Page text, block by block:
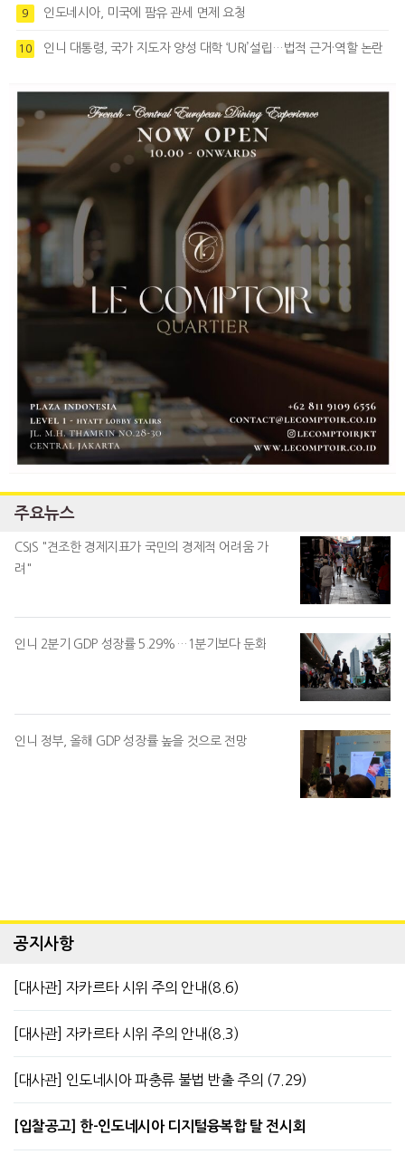
9 인도네시아, 미국에 팜유 관세 면제 요청
10 인니 대통령, 국가 지도자 양성 대학 ‘URI’설립…법적 근거·역할 논란
주요뉴스
CSIS "견조한 경제지표가 국민의 경제적 어려움 가
려"
인니 2분기 GDP 성장률 5.29%…1분기보다 둔화
인니 정부, 올해 GDP 성장률 높을 것으로 전망
공지사항
[대사관] 자카르타 시위 주의 안내(8.6)
[대사관] 자카르타 시위 주의 안내(8.3)
[대사관] 인도네시아 파충류 불법 반출 주의 (7.29)
[입찰공고] 한-인도네시아 디지털융복합 탈 전시회